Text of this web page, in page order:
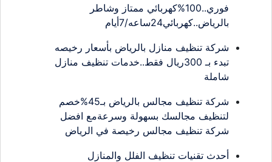
فوري..100%كهربائي ممتاز وشاطر
بالرياض..كهربائي24ساعه/7أيام
شركة تنظيف منازل بالرياض بأسعار رخيصه
تبدء بـ 300ريال فقط..خدمات تنظيف منازل
شاملة
شركة تنظيف مجالس بالرياض بـ45%خصم
لتنظيف مجالسك بسهولة وسرعةمع افضل
شركة تنظيف مجالس رخيصة في الرياض
أحدث تقنيات تنظيف الفلل والمنازل